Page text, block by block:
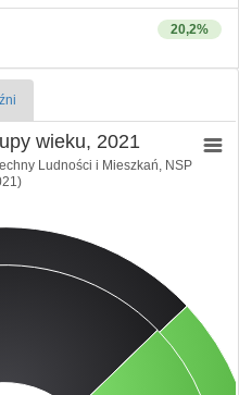
20,2%
wieku, 2021
Ludności i Mieszkań, NSP